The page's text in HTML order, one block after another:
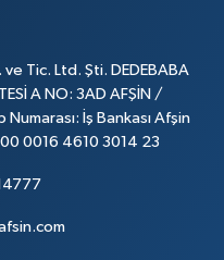
Tic. Ltd. Şti. DEDEBABA
A NO: 3AD AFŞİN /
İş Bankası Afşin
0016 4610 3014 23